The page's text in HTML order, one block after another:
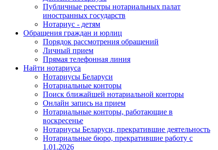
Публичные реестры нотариальных палат
иностранных государств
Нотариус - детям
Обращения граждан и юрлиц
Порядок рассмотрения обращений
Личный прием
Прямая телефонная линия
Найти нотариуса
Нотариусы Беларуси
Нотариальные конторы
Поиск ближайшей нотариальной конторы
Онлайн запись на прием
Нотариальные конторы, работающие в
воскресенье
Нотариусы Беларуси, прекратившие деятельность
Нотариальные бюро, прекратившие работу с
1.01.2026